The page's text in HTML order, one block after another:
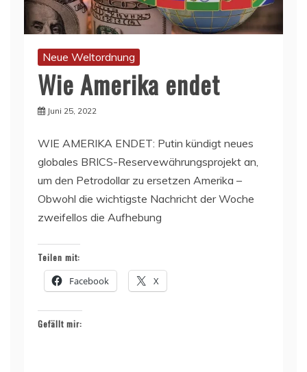
Neue Weltordnung
Wie Amerika endet
Juni 25, 2022
WIE AMERIKA ENDET: Putin kündigt neues
globales BRICS-Reservewährungsprojekt an,
um den Petrodollar zu ersetzen Amerika –
Obwohl die wichtigste Nachricht der Woche
zweifellos die Aufhebung
Teilen mit:
Facebook X
Gefällt mir: